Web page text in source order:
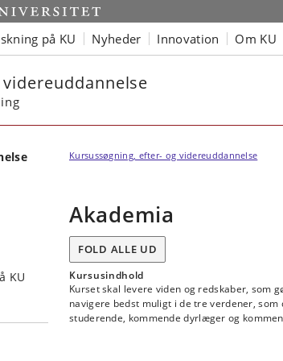
på KU Nyheder Innovation Om KU
KU
Kursussøgning, efter- og videreuddannelse
Akademia
FOLD ALLE UD
Kursusindhold
Kurset skal levere viden og redskaber, som
navigere bedst muligt i de tre verdener,
studerende, kommende dyrlæger og